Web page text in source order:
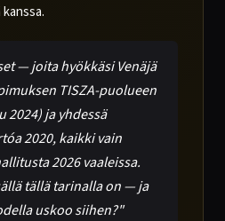
— joita hyökkäsi Venäjä
TISZA-puolueen
2024) ja yhdessä
2020, kaikki vain
2026 vaaleissa.
tällä tarinalla on — ja
uskoo siihen?"